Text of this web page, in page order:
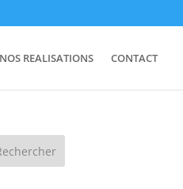
NOS REALISATIONS CONTACT